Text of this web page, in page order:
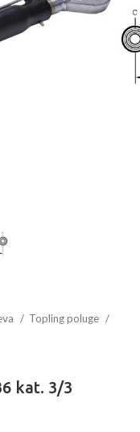
Topling poluge
kat. 3/3